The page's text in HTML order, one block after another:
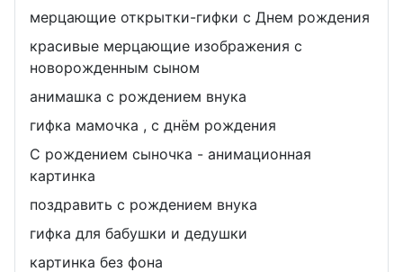
мерцающие открытки-гифки с Днем рождения
красивые мерцающие изображения с
новорожденным сыном
анимашка с рождением внука
гифка мамочка , с днём рождения
С рождением сыночка - анимационная
картинка
поздравить с рождением внука
гифка для бабушки и дедушки
картинка без фона